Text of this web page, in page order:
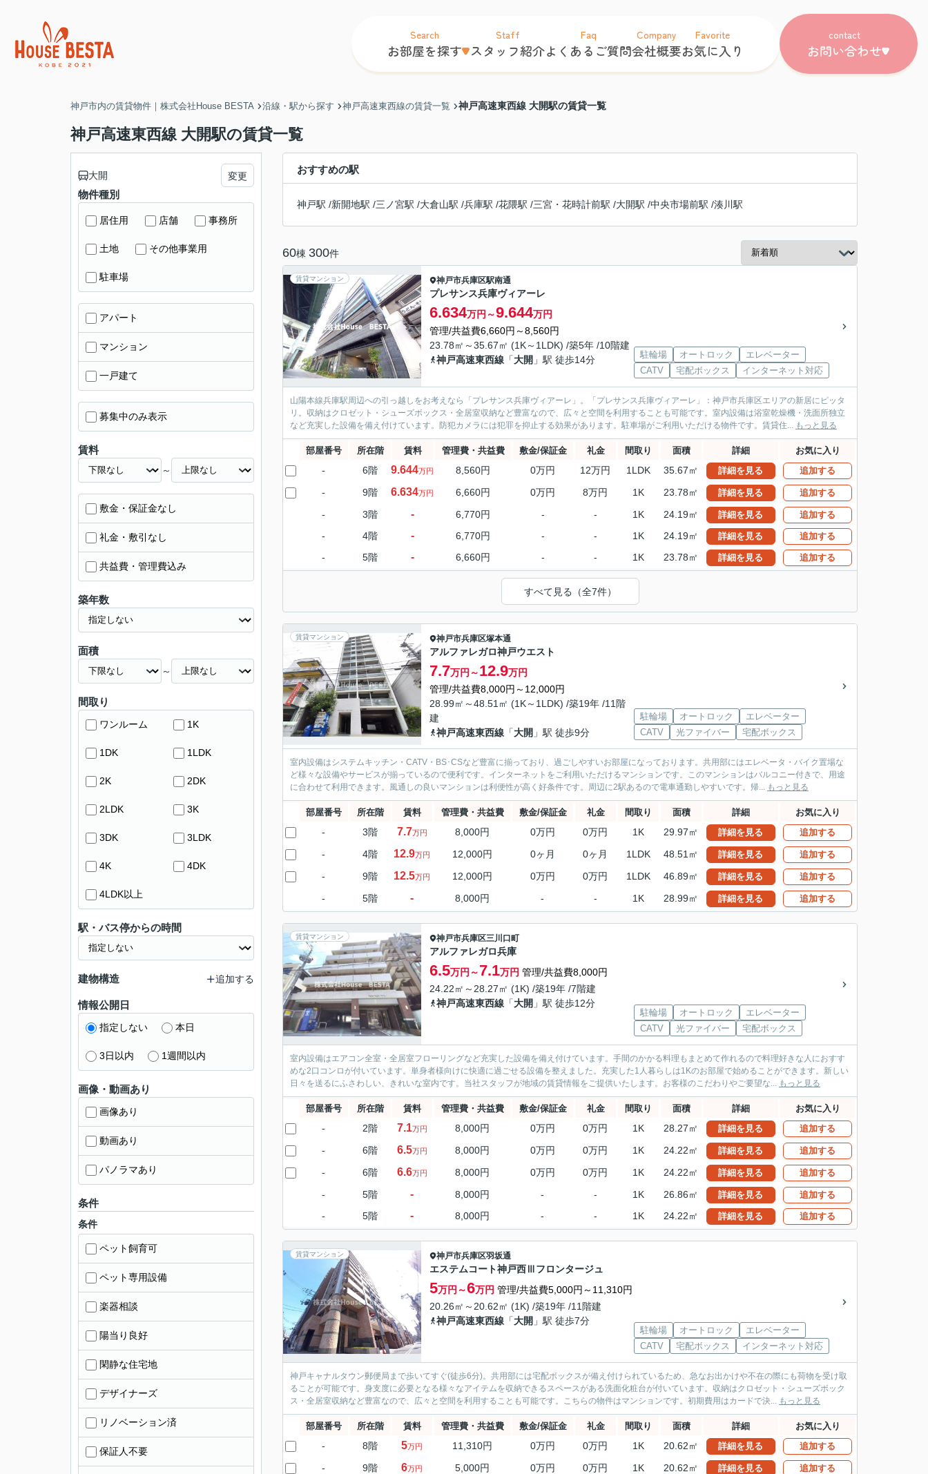
Search
お部屋を探す
Staff
スタッフ紹介
Faq
よくあるご質問
Company
会社概要
Favorite
お気に入り
contact
お問い合わせ
神戸市内の賃貸物件｜株式会社House BESTA 沿線・駅から探す 神戸高速東西線の賃貸一覧 神戸高速東西線 大開駅の賃貸一覧
神戸高速東西線 大開駅の賃貸一覧
おすすめの駅
神戸駅 /新開地駅 /三ノ宮駅 /大倉山駅 /兵庫駅 /花隈駅 /三宮・花時計前駅 /大開駅 /中央市場前駅 /湊川駅
60棟 300件
賃貸マンション 神戸市兵庫区駅南通
プレサンス兵庫ヴィアーレ
6.634万円～9.644万円
管理/共益費6,660円～8,560円
23.78㎡～35.67㎡ (1K～1LDK) /築5年 /10階建
神戸高速東西線 「大開 」駅 徒歩14分 駐輪場 オートロック
エレベーター
CATV
宅配ボックス インターネット対応
山陽本線兵庫駅周辺への引っ越しをお考えなら「プレサンス兵庫ヴィアーレ」。「プレサンス兵庫ヴィアーレ」：神戸市兵庫区エリアの新居にピッタ
リ。収納はクロゼット・シューズボックス・全居室収納など豊富なので、広々と空間を利用することも可能です。室内設備は浴室乾燥機・洗面所独立
など充実した設備を備え付けています。防犯カメラには犯罪を抑止する効果があります。駐車場がご利用いただける物件です。賃貸住... もっと見る
部屋番号 所在階 賃料 管理費・共益費 敷金/保証金 礼金 間取り 面積 詳細 お気に入り
- 6階 9.644万円 8,560円 0万円 12万円 1LDK 35.67㎡ 詳細を見る 追加する
- 9階 6.634万円 6,660円 0万円 8万円 1K 23.78㎡ 詳細を見る 追加する
- 3階 - 6,770円 - - 1K 24.19㎡ 詳細を見る 追加する
- 4階 - 6,770円 - - 1K 24.19㎡ 詳細を見る 追加する
- 5階 - 6,660円 - - 1K 23.78㎡ 詳細を見る 追加する
すべて見る（全7件）
賃貸マンション 神戸市兵庫区塚本通
アルファレガロ神戸ウエスト
7.7万円～12.9万円
管理/共益費8,000円～12,000円
28.99㎡～48.51㎡ (1K～1LDK) /築19年 /11階
建
神戸高速東西線 「大開 」駅 徒歩9分
駐輪場 オートロック
エレベーター
CATV
光ファイバー 宅配ボックス
室内設備はシステムキッチン・CATV・BS･CSなど豊富に揃っており、過ごしやすいお部屋になっております。共用部にはエレベータ・バイク置場な
ど様々な設備やサービスが揃っているので便利です。インターネットをご利用いただけるマンションです。このマンションはバルコニー付きで、用途
に合わせて利用できます。風通しの良いマンションは利便性が高く好条件です。周辺に2駅あるので電車通勤しやすいです。帰... もっと見る
部屋番号 所在階 賃料 管理費・共益費 敷金/保証金 礼金 間取り 面積 詳細 お気に入り
- 3階 7.7万円 8,000円 0万円 0万円 1K 29.97㎡ 詳細を見る 追加する
- 4階 12.9万円 12,000円 0ヶ月 0ヶ月 1LDK 48.51㎡ 詳細を見る 追加する
- 9階 12.5万円 12,000円 0万円 0万円 1LDK 46.89㎡ 詳細を見る 追加する
- 5階 - 8,000円 - - 1K 28.99㎡ 詳細を見る 追加する
賃貸マンション 神戸市兵庫区三川口町
アルファレガロ兵庫
6.5万円～7.1万円 管理/共益費8,000円
24.22㎡～28.27㎡ (1K) /築19年 /7階建
神戸高速東西線 「大開 」駅 徒歩12分
駐輪場 オートロック
エレベーター
CATV
光ファイバー 宅配ボックス
室内設備はエアコン全室・全居室フローリングなど充実した設備を備え付けています。手間のかかる料理もまとめて作れるので料理好きな人におすす
めな2口コンロが付いています。単身者様向けに快適に過ごせる設備を整えました。充実した1人暮らしは1Kのお部屋で始めることができます。新しい
日々を送るにふさわしい、きれいな室内です。当社スタッフが地域の賃貸情報をご提供いたします。お客様のこだわりやご要望な... もっと見る
部屋番号 所在階 賃料 管理費・共益費 敷金/保証金 礼金 間取り 面積 詳細 お気に入り
- 2階 7.1万円 8,000円 0万円 0万円 1K 28.27㎡ 詳細を見る 追加する
- 6階 6.5万円 8,000円 0万円 0万円 1K 24.22㎡ 詳細を見る 追加する
- 6階 6.6万円 8,000円 0万円 0万円 1K 24.22㎡ 詳細を見る 追加する
- 5階 - 8,000円 - - 1K 26.86㎡ 詳細を見る 追加する
- 5階 - 8,000円 - - 1K 24.22㎡ 詳細を見る 追加する
賃貸マンション 神戸市兵庫区羽坂通
エステムコート神戸西Ⅲフロンタージュ
5万円～6万円 管理/共益費5,000円～11,310円
20.26㎡～20.62㎡ (1K) /築19年 /11階建
神戸高速東西線 「大開 」駅 徒歩7分
駐輪場 オートロック
エレベーター
CATV
宅配ボックス インターネット対応
神戸キャナルタウン郵便局まで歩いてすぐ(徒歩6分)。共用部には宅配ボックスが備え付けられているため、急なお出かけや不在の際にも荷物を受け取
ることが可能です。身支度に必要となる様々なアイテムを収納できるスペースがある洗面化粧台が付いています。収納はクロゼット・シューズボック
ス・全居室収納など豊富なので、広々と空間を利用することも可能です。こちらの物件はマンションです。初期費用はカードで決... もっと見る
部屋番号 所在階 賃料 管理費・共益費 敷金/保証金 礼金 間取り 面積 詳細 お気に入り
- 8階 5万円 11,310円 0万円 0万円 1K 20.62㎡ 詳細を見る 追加する
- 9階 6万円 5,000円 0万円 0万円 1K 20.62㎡ 詳細を見る 追加する
大開 変更
物件種別
居住用 店舗 事務所
土地 その他事業用
駐車場
アパート
マンション
一戸建て
募集中のみ表示
賃料
～
敷金・保証金なし
礼金・敷引なし
共益費・管理費込み
築年数
面積
～
間取り
ワンルーム 1K
1DK 1LDK
2K 2DK
2LDK 3K
3DK 3LDK
4K 4DK
4LDK以上
駅・バス停からの時間
建物構造 追加する
情報公開日
指定しない 本日
3日以内 1週間以内
画像・動画あり
画像あり
動画あり
パノラマあり
条件
条件
ペット飼育可
ペット専用設備
楽器相談
陽当り良好
閑静な住宅地
デザイナーズ
リノベーション済
保証人不要